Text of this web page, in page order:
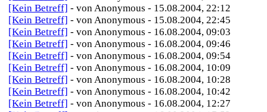
[Kein Betreff] - von Anonymous - 15.08.2004, 22:12
[Kein Betreff] - von Anonymous - 15.08.2004, 22:45
[Kein Betreff] - von Anonymous - 16.08.2004, 09:03
[Kein Betreff] - von Anonymous - 16.08.2004, 09:46
[Kein Betreff] - von Anonymous - 16.08.2004, 09:54
[Kein Betreff] - von Anonymous - 16.08.2004, 10:09
[Kein Betreff] - von Anonymous - 16.08.2004, 10:28
[Kein Betreff] - von Anonymous - 16.08.2004, 10:42
[Kein Betreff] - von Anonymous - 16.08.2004, 12:27